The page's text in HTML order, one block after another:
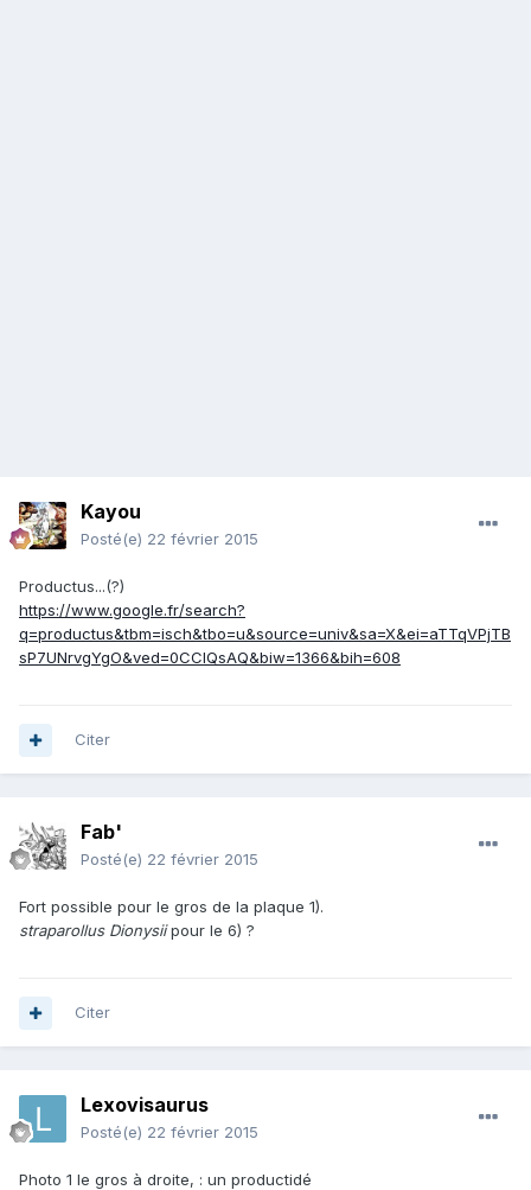
Kayou
Posté(e) 22 février 2015
Productus...(?)
https://www.google.fr/search?
q=productus&tbm=isch&tbo=u&source=univ&sa=X&ei=aTTqVPjTB
sP7UNrvgYgO&ved=0CCIQsAQ&biw=1366&bih=608
Citer
Fab'
Posté(e) 22 février 2015
Fort possible pour le gros de la plaque 1).
straparollus Dionysiipour le 6) ?
Citer
Lexovisaurus
Posté(e) 22 février 2015
Photo 1 le gros à droite, : un productidé